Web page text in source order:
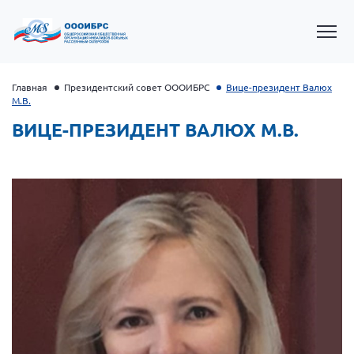
Президент Власов Я.В.
Первый вице-президент Кичигина Н. Ф.
Генеральный директор Матвиевская О.В.
Вице-президент Зрячева Н.В.
Главная Президентский совет ОООИБРС
Вице-президент Валюх
М.В.
ВИЦЕ-ПРЕЗИДЕНТ ВАЛЮХ М.В.